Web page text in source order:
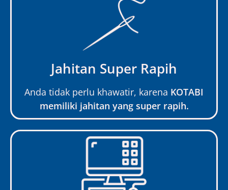
Jahitan Super Rapih
Anda tidak perlu khawatir, karena KOTABI
memiliki jahitan yang super rapih.